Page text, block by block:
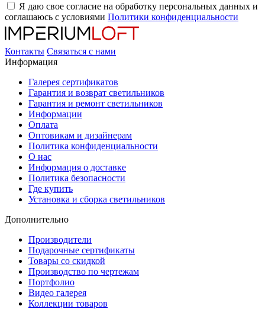
Я даю свое согласие на обработку персональных данных и
соглашаюсь с условиями Политики конфиденциальности
Контакты Связаться с нами
Информация
Галерея сертификатов
Гарантия и возврат светильников
Гарантия и ремонт светильников
Информации
Оплата
Оптовикам и дизайнерам
Политика конфиденциальности
О нас
Информация о доставке
Политика безопасности
Где купить
Установка и сборка светильников
Дополнительно
Производители
Подарочные сертификаты
Товары со скидкой
Производство по чертежам
Портфолио
Видео галерея
Коллекции товаров